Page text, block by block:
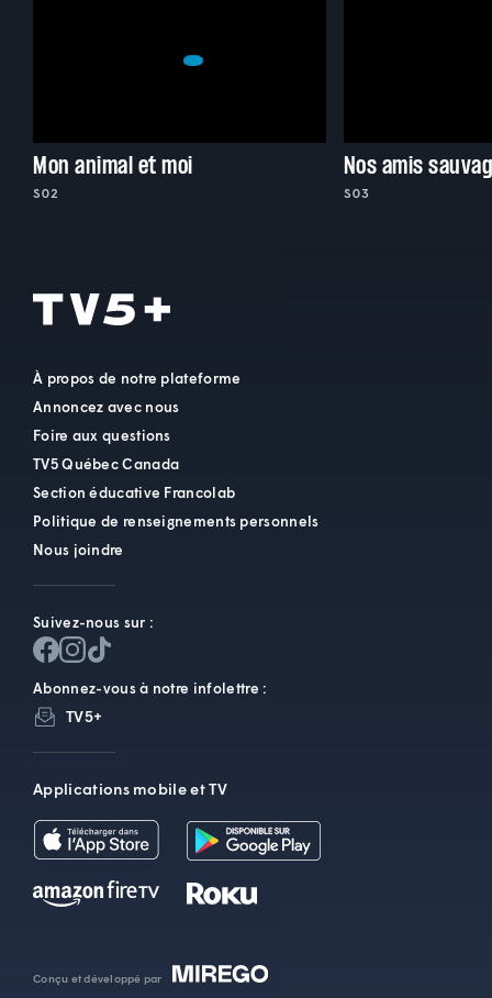
Mon animal et moi
S02
Nos amis
S03
À propos de notre plateforme
Annoncez avec nous
Foire aux questions
TV5 Québec Canada
Section éducative Francolab
Politique de renseignements personnels
Nous joindre
Suivez-nous sur :
Abonnez-vous à notre infolettre :
TV5+
Applications mobile et TV
Conçu et développé par